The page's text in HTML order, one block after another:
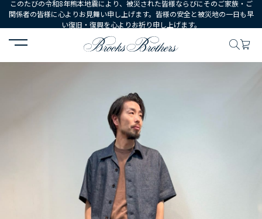
このたびの令和8年熊本地震により、被災された皆様ならびにそのご家族・ご
関係者の皆様に心よりお見舞い申し上げます。皆様の安全と被災地の一日も早
い復旧・復興を心よりお祈り申し上げます。
HOME コーディネート コーディネート詳細